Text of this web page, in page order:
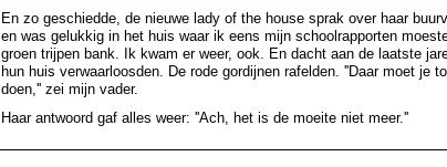
En zo geschiedde, de nieuwe lady of the house sprak over haar
en was gelukkig in het huis waar ik eens mijn schoolrapporten
groen trijpen bank. Ik kwam er weer, ook. En dacht aan de laatste
hun huis verwaarloosden. De rode gordijnen rafelden. ''Daar moet je
doen,'' zei mijn vader.
Haar antwoord gaf alles weer: ''Ach, het is de moeite niet meer.''